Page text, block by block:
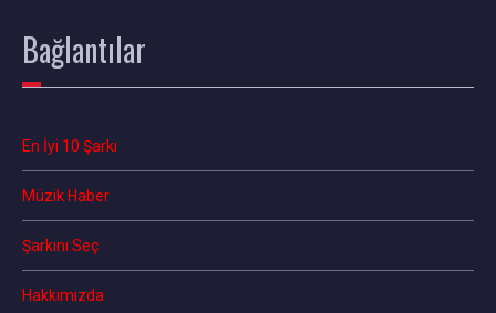
Bağlantılar
En İyi 10 Şarkı
Müzik Haber
Şarkını Seç
Hakkımızda